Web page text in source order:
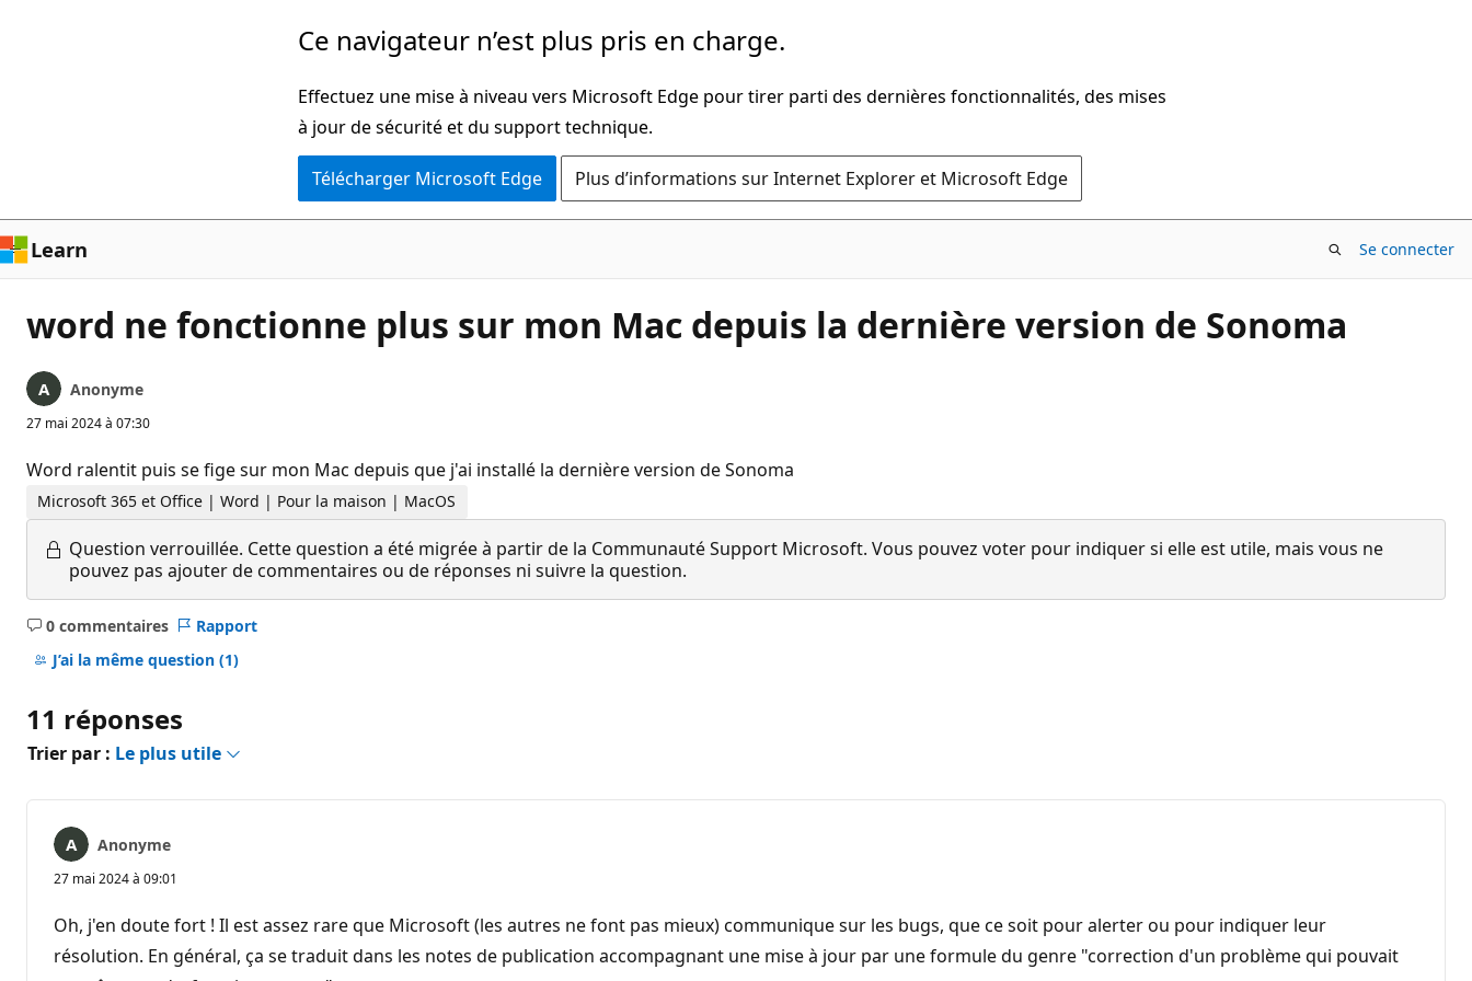
Ce navigateur n’est plus pris en charge.
Effectuez une mise à niveau vers Microsoft Edge pour tirer parti des dernières fonctionnalités, des mises
à jour de sécurité et du support technique.
Télécharger Microsoft Edge Plus d’informations sur Internet Explorer et Microsoft Edge
Learn Se connecter
word ne fonctionne plus sur mon Mac depuis la dernière version de Sonoma
Anonyme
27 mai 2024 à 07:30
Word ralentit puis se fige sur mon Mac depuis que j'ai installé la dernière version de Sonoma
Microsoft 365 et Office | Word | Pour la maison | MacOS
Question verrouillée. Cette question a été migrée à partir de la Communauté Support Microsoft. Vous pouvez voter pour indiquer si elle est utile, mais vous ne
pouvez pas ajouter de commentaires ou de réponses ni suivre la question.
0 commentaires
Aucun
commentaire
Rapport
J’ai la même question (1)
11 réponses
Trier par : Le plus utile
Anonyme
27 mai 2024 à 09:01
Oh, j'en doute fort ! Il est assez rare que Microsoft (les autres ne font pas mieux) communique sur les bugs, que ce soit pour alerter ou pour indiquer leur
résolution. En général, ça se traduit dans les notes de publication accompagnant une mise à jour par une formule du genre "correction d'un problème qui pouvait